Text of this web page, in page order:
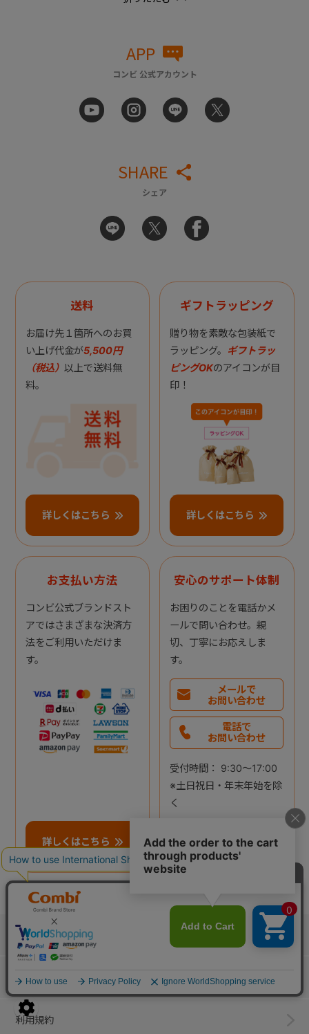
APP
コンビ 公式アカウント
SHARE
シェア
送料
お届け先１箇所へのお買
い上げ代金が5,500円
（税込） 以上で送料無
料。
詳しくはこちら
ギフトラッピング
贈り物を素敵な包装紙で
ラッピング。 ギフトラッ
ピングOKのアイコンが目
印！
詳しくはこちら
お支払い方法
コンビ公式ブランドスト
アではさまざまな決済方
法をご利用いただけま
す。
詳しくはこちら
安心のサポート体制
お困りのことを電話かメ
ールで問い合わせ。親
切、丁寧にお応えしま
す。
メールで
お問い合わせ
電話で
お問い合わせ
受付時間： 9:30～17:00
※土日祝日・年末年始を除
く
詳しくはこちら
ご利用ガイド
お問い合わせ
利用規約